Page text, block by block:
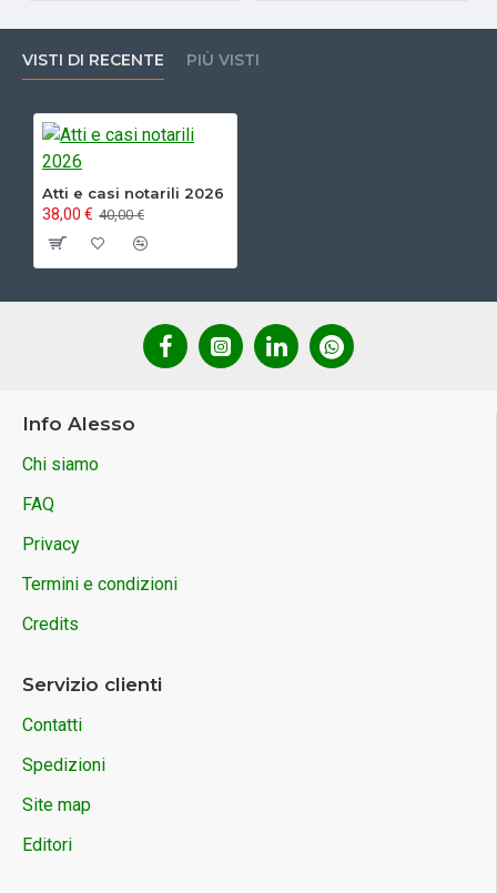
VISTI DI RECENTE PIÙ VISTI
Atti e casi notarili 2026
38,00 € 40,00 €
Info Alesso
Chi siamo
FAQ
Privacy
Termini e condizioni
Credits
Servizio clienti
Contatti
Spedizioni
Site map
Editori